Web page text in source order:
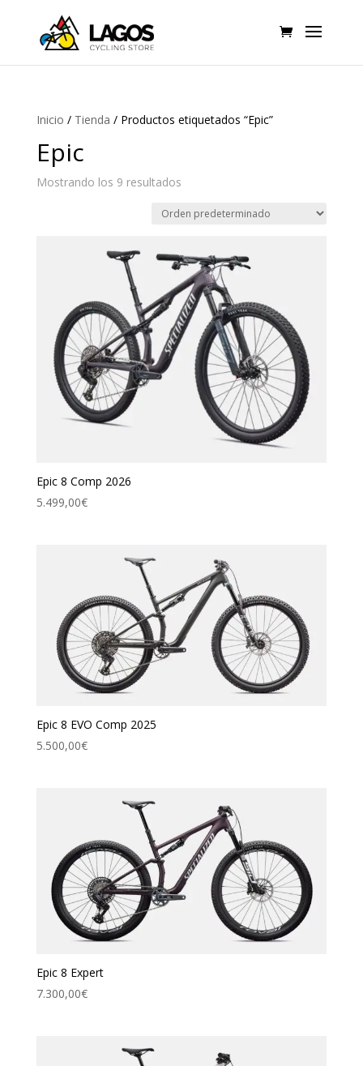
Inicio / Tienda / Productos etiquetados “Epic”
Epic
Mostrando los 9 resultados
Epic 8 Comp 2026
5.499,00€
Epic 8 EVO Comp 2025
5.500,00€
Epic 8 Expert
7.300,00€